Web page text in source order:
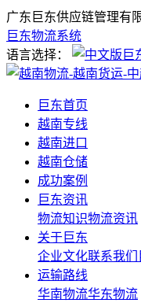
广东巨东供应链管理有
巨东物流系统
语言选择：
巨东首页
越南专线
越南进口
越南仓储
成功案例
巨东资讯
物流知识物流资讯
关于巨东
企业文化联系我们
运输路线
华南物流华东物流